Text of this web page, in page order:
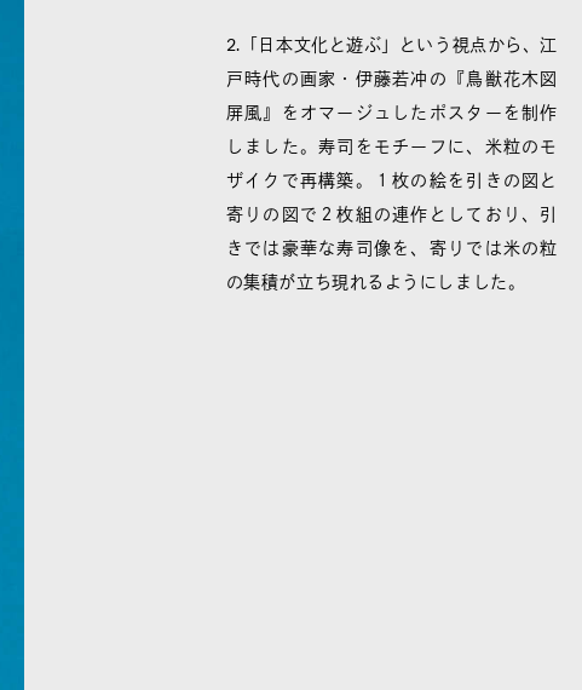
2.「日本文化と遊ぶ」という視点から、江
戸時代の画家・伊藤若冲の『鳥獣花木図
屏風』をオマージュしたポスターを制作
しました。寿司をモチーフに、米粒のモ
ザイクで再構築。１枚の絵を引きの図と
寄りの図で２枚組の連作としており、引
きでは豪華な寿司像を、寄りでは米の粒
の集積が立ち現れるようにしました。